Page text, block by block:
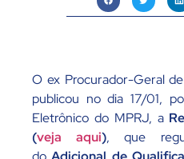
O ex Procurador-Geral
publicou no dia 17/01,
Eletrônico do MPRJ, a
(veja aqui), que